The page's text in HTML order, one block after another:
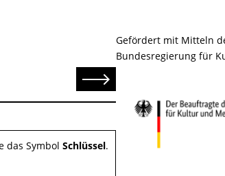
Senden
das Symbol Schlüssel.
Gefördert mit Mitteln
Bundesregierung für